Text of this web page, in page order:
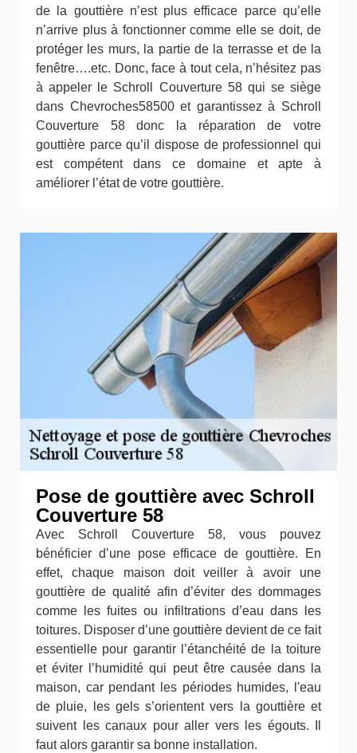
de la gouttière n’est plus efficace parce qu’elle
n’arrive plus à fonctionner comme elle se doit, de
protéger les murs, la partie de la terrasse et de la
fenêtre….etc. Donc, face à tout cela, n’hésitez pas
à appeler le Schroll Couverture 58 qui se siège
dans Chevroches58500 et garantissez à Schroll
Couverture 58 donc la réparation de votre
gouttière parce qu’il dispose de professionnel qui
est compétent dans ce domaine et apte à
améliorer l’état de votre gouttière.
Pose de gouttière avec Schroll
Couverture 58
Avec Schroll Couverture 58, vous pouvez
bénéficier d’une pose efficace de gouttière. En
effet, chaque maison doit veiller à avoir une
gouttière de qualité afin d’éviter des dommages
comme les fuites ou infiltrations d’eau dans les
toitures. Disposer d’une gouttière devient de ce fait
essentielle pour garantir l’étanchéité de la toiture
et éviter l’humidité qui peut être causée dans la
maison, car pendant les périodes humides, l'eau
de pluie, les gels s’orientent vers la gouttière et
suivent les canaux pour aller vers les égouts. Il
faut alors garantir sa bonne installation.